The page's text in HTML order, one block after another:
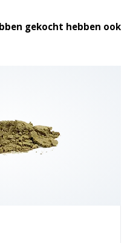
gekocht hebben ook